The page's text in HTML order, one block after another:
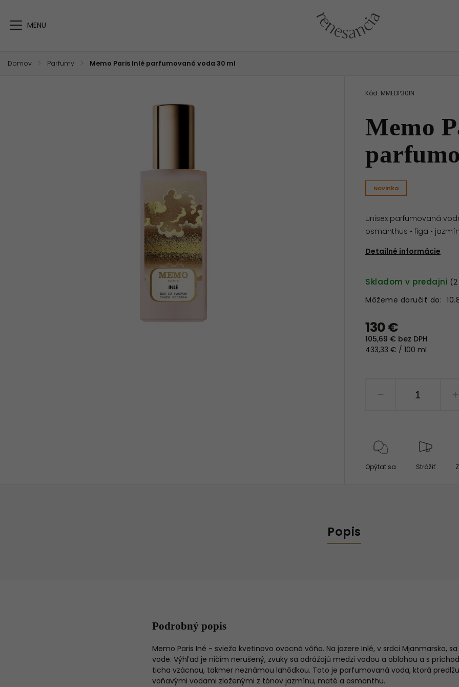
Domov / Parfumy / Memo Paris Inlé parfumovaná voda 30 ml
Memo
Kód: MMEDP30IN
Unisex parfumovaná
osmanthus • figa •
Detailné informácie
Novinka
130 €
105,69 € bez DPH
433,33 € / 100 ml
Skladom v predajni
Môžeme doručiť do:
Opýtať sa Strážiť
Popis
Podrobný popis
Memo Paris Iné - svieža kvetinovo ovocná vôňa. Na jazere Inlé, v srdci Mjanmarska,
vode. Výhľad je ničím nerušený, zvuky sa odrážajú medzi vodou a oblohou a s
ticha vzácnou, takmer neznámou lahôdkou. Toto je parfumovaná voda, ktorá
voňavými vodami zloženými z tónov jazmínu, maté a osmanthu.